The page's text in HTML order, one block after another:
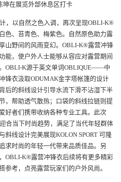
坤在展览外部休息区打卡
，以自然之色入调，再次呈现OBLI-K®
色、苔青色、梅紫色。自然原色助力露
山野间的风雨变幻。OBLI-K®露营冲锋
能，使户外人士能够从容应对露营期间
OBLI-K源于英文单词OBLIQUE——中
锋衣汲取ODUMAK金字塔帐篷的设计
后的斜线设计引导水流下滑不沾湿下半
，帮助透气散热；口袋的斜线拉链则提
好者们携带收纳各种专业工具。此次
合当下时尚趋势，满足了当代年轻群体
斜线设计完美展现KOLON SPORT 可隆
求时尚的年轻一代带来品质佳品。另
OBLI-K®露营冲锋衣后续将有更多精彩
参考，点亮露营玩家们的户外风尚。